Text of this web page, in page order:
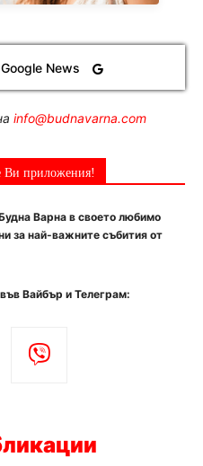
News
info@budnavarna.com
Ви приложения!
Варна в своето любимо
за най-важните събития от
Вайбър и Телеграм: